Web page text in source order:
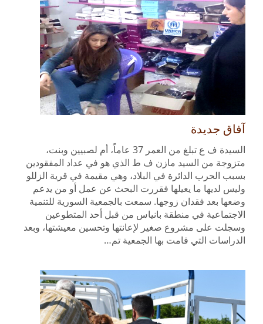
آفاق جديدة
السيدة ف ع تبلغ من العمر 37 عاماً، أم لصبيين وبنت،
متزوجة من السيد مازن ف ط الذي هو في عداد المفقودين
بسبب الحرب الدائرة في البلاد، وهي مقيمة في قرية الزللو
وليس لديها ما يعيلها فقررت البحث عن عمل أو من يدعم
وضعها بعد فقدان زوجها. سمعت بالجمعية السورية للتنمية
الاجتماعية في منطقة بانياس من قبل أحد المتطوعين
وسجلت على مشروع صغير لإعانتها وتحسين معيشتها، وبعد
الدراسات التي قامت بها الجمعية تم…